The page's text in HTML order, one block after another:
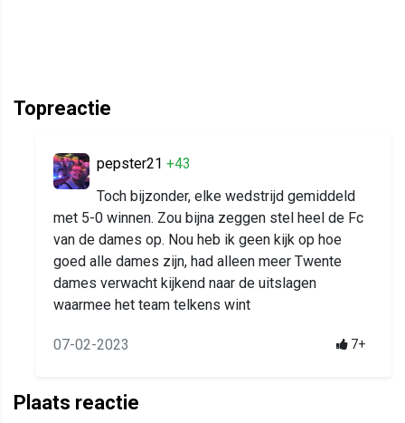
Topreactie
pepster21 +43
Toch bijzonder, elke wedstrijd gemiddeld
met 5-0 winnen. Zou bijna zeggen stel heel de Fc
van de dames op. Nou heb ik geen kijk op hoe
goed alle dames zijn, had alleen meer Twente
dames verwacht kijkend naar de uitslagen
waarmee het team telkens wint
07-02-2023 7+
Plaats reactie